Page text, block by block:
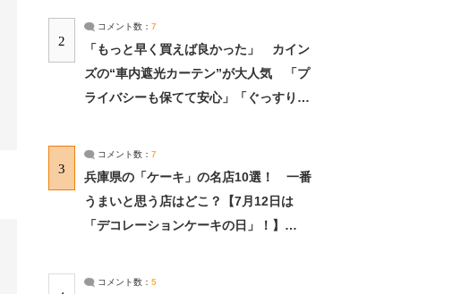
2
コメント数： 7
「もっと早く買えば良かった」 カイン
ズの“車内遮光カーテン”が大人気 「プ
ライバシーも保てて安心」「ぐっすり眠
3
コメント数： 7
兵庫県の「ケーキ」の名店10選！ 一番
うまいと思う店はどこ？【7月12日は
「デコレーションケーキの日」！】
コメント数： 5